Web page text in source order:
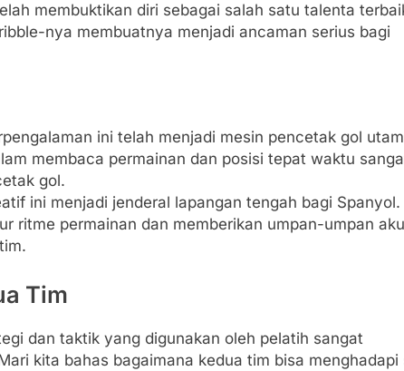
membuktikan diri sebagai salah satu talenta
nya membuatnya menjadi ancaman serius bagi
ini telah menjadi mesin pencetak gol
membaca permainan dan posisi tepat waktu
gol.
ini menjadi jenderal lapangan tengah bagi Spanyol.
ritme permainan dan memberikan umpan-umpan
Tim
dan taktik yang digunakan oleh pelatih sangat
kita bahas bagaimana kedua tim bisa menghadapi